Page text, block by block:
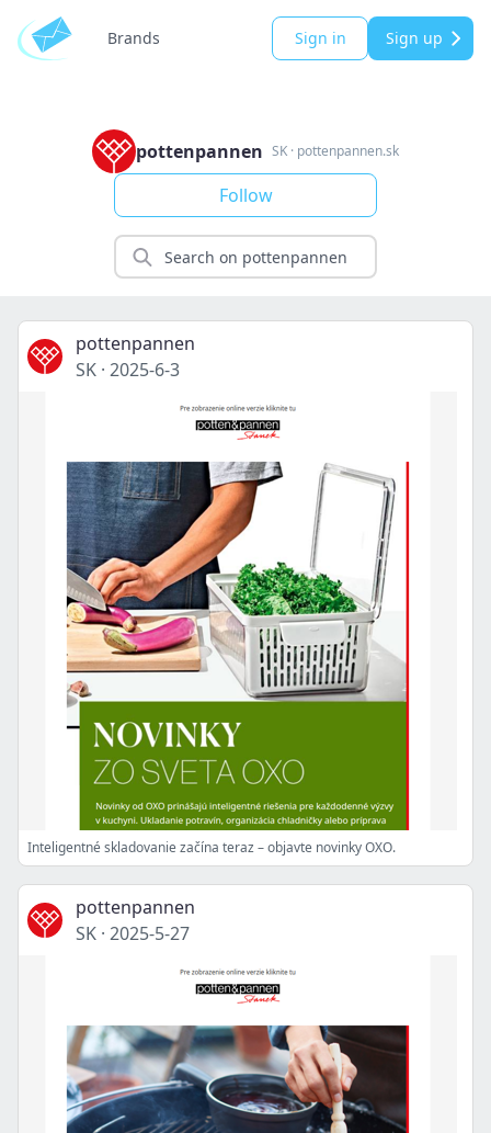
Brands Sign in Sign up
pottenpannen SK · pottenpannen.sk
Follow
pottenpannen
SK · 2025-6-3
Inteligentné skladovanie začína teraz – objavte novinky OXO.
pottenpannen
SK · 2025-5-27